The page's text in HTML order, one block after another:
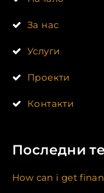
За нас
Услуги
Проекти
Контакти
Последни
How can i get